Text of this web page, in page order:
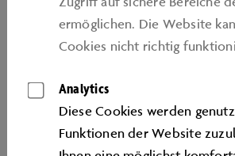
Tauchen Sie ein in die
Gegenwart und Zukunft oder
Automobilgeschichte
ermöglichen. Die Website
Cookies nicht richtig
Analytics
Diese Cookies werden
Funktionen der Website